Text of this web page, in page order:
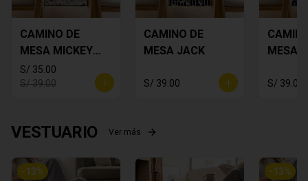
CAMINO DE
MESA MICKEY
PLOMO
S/ 35.00
S/ 39.00
CAMINO DE
MESA JACK
S/ 39.00
MESA
S/ 39.00
VESTUARIO Ver más
-13% -13%